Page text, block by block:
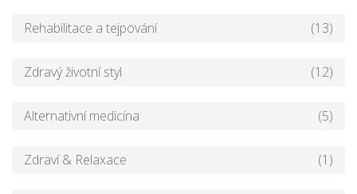
Rehabilitace a tejpování (13)
Zdravý životní styl (12)
Alternativní medicína (5)
Zdraví & Relaxace (1)